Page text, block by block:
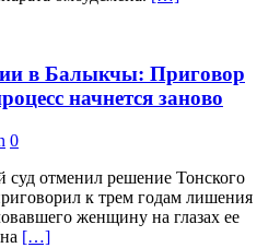
в Балыкчы: Приговор
начнется заново
0
суд отменил решение Тонского
к трем годам лишения
женщину на глазах ее
[…]